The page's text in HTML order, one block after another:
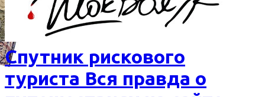
Спутник рискового
туриста Вся правда о